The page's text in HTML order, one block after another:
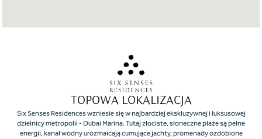
TOPOWA LOKALIZACJA
Six Senses Residences wzniesie się w najbardziej ekskluzywnej i luksusowej
dzielnicy metropolii - Dubai Marina. Tutaj złociste, słoneczne plaże są pełne
energii, kanał wodny urozmaicają cumujące jachty, promenady ozdobione